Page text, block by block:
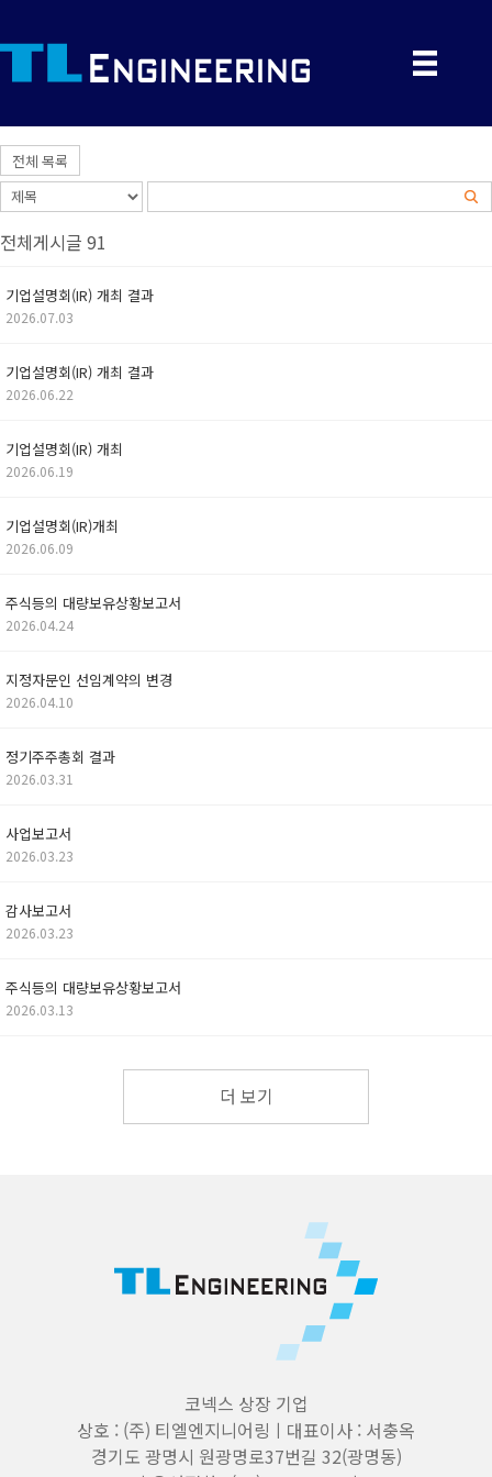
전체 목록
전체게시글 91
기업설명회(IR) 개최 결과
2026.07.03
기업설명회(IR) 개최 결과
2026.06.22
기업설명회(IR) 개최
2026.06.19
기업설명회(IR)개최
2026.06.09
주식등의 대량보유상황보고서
2026.04.24
지정자문인 선임계약의 변경
2026.04.10
정기주주총회 결과
2026.03.31
사업보고서
2026.03.23
감사보고서
2026.03.23
주식등의 대량보유상황보고서
2026.03.13
더 보기
코넥스 상장 기업
상호 : (주) 티엘엔지니어링ㅣ대표이사 : 서충옥
경기도 광명시 원광명로37번길 32(광명동)